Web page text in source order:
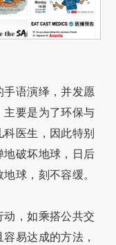
语演绎，并发愿
要是为了环保与
医生，因此特别
破坏地球，日后
球，刻不容缓。
，如乘搭公共交
易达成的方法，